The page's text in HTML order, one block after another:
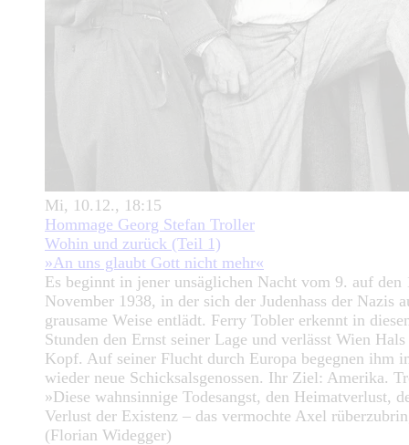
Mi, 10.12., 18:15
Hommage Georg Stefan Troller
Wohin und zurück (Teil 1)
»An uns glaubt Gott nicht mehr«
Es beginnt in jener unsäglichen Nacht vom 9. auf den
November 1938, in der sich der Judenhass der Nazis
grausame Weise entlädt. Ferry Tobler erkennt in
Stunden den Ernst seiner Lage und verlässt Wien Hals
Kopf. Auf seiner Flucht durch Europa begegnen ihm
wieder neue Schicksalsgenossen. Ihr Ziel: Amerika.
»Diese wahnsinnige Todesangst, den Heimatverlust,
Verlust der Existenz – das vermochte Axel
(Florian Widegger)